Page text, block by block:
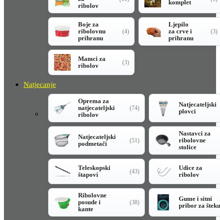
ribolov
komplet
Boje za
ribolovnu
prihranu
(4)
Ljepilo
za crve i
prihranu
(3)
Mamci za
ribolov
(3)
Natjecanje
Oprema za
natjecateljski
ribolov
(74)
Natjecateljski
plovci
Natjecateljski
podmetači
(51)
Nastavci za
ribolovne
stolice
Teleskopski
štapovi
(43)
Udice za
ribolov
Ribolovne
posude i
kante
(38)
Gume i sitni
pribor za šteku